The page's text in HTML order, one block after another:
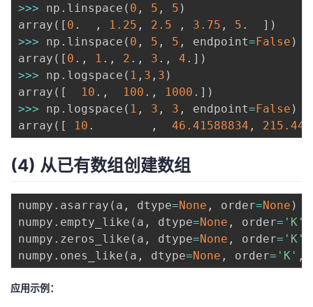
>>> np . linspace ( 0 , 5 , 5 )
array ( [ 0 . , 1.25 , 2.5 , 3.75 , 5 . ] )
>>> np . linspace ( 0 , 5 , 5 , endpoint=False )
array ( [ 0 . , 1 . , 2 . , 3 . , 4 . ] )
>>> np . logspace ( 1 , 3 , 3 )
array ( [ 10 . , 100 . , 1000 . ] )
>>> np . logspace ( 1 , 3 , 3 , endpoint=False )
array ( [ 10 . , 46.41588834 ,
(4) 从已有数组创建数组
numpy . asarray ( a , dtype=None , order=None )
numpy . empty_like ( a , dtype=None , order= 'K'
numpy . zeros_like ( a , dtype=None , order= 'K'
numpy . ones_like ( a , dtype=None , order= 'K' ,
应用示例：